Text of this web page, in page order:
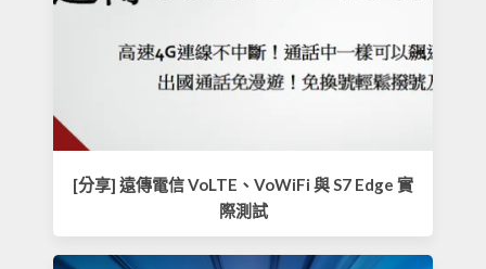
[分享] 遠傳電信 VoLTE、VoWiFi 與 S7 Edge 實
際測試